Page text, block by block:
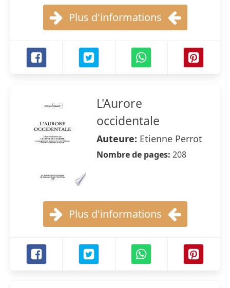
Plus d'informations
L'Aurore
occidentale
Auteure: Etienne Perrot
Nombre de pages: 208
Plus d'informations